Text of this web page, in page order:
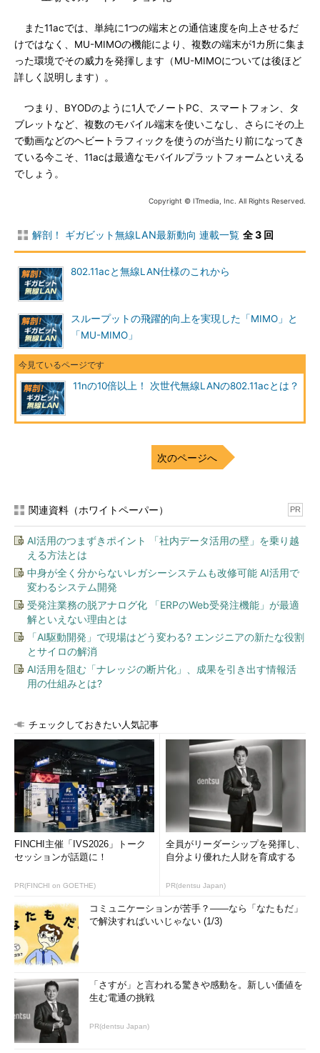
また11acでは、単純に1つの端末との通信速度を向上させるだ
けではなく、MU-MIMOの機能により、複数の端末が1カ所に集ま
った環境でその威力を発揮します（MU-MIMOについては後ほど
詳しく説明します）。
つまり、BYODのように1人でノートPC、スマートフォン、タ
ブレットなど、複数のモバイル端末を使いこなし、さらにその上
で動画などのヘビートラフィックを使うのが当たり前になってき
ている今こそ、11acは最適なモバイルプラットフォームといえる
でしょう。
Copyright © ITmedia, Inc. All Rights Reserved.
解剖！ ギガビット無線LAN最新動向 連載一覧 全 3 回
802.11acと無線LAN仕様のこれから
スループットの飛躍的向上を実現した「MIMO」と
「MU-MIMO」
11nの10倍以上！ 次世代無線LANの802.11acとは？
次のページへ
関連資料（ホワイトペーパー） PR
AI活用のつまずきポイント 「社内データ活用の壁」を乗り越
える方法とは
中身が全く分からないレガシーシステムも改修可能 AI活用で
変わるシステム開発
受発注業務の脱アナログ化 「ERPのWeb受発注機能」が最適
解といえない理由とは
「AI駆動開発」で現場はどう変わる? エンジニアの新たな役割
とサイロの解消
AI活用を阻む「ナレッジの断片化」、成果を引き出す情報活
用の仕組みとは?
チェックしておきたい人気記事
FINCHI主催「IVS2026」トーク
セッションが話題に！
PR(FINCHI on GOETHE)
全員がリーダーシップを発揮し、
自分より優れた人財を育成する
PR(dentsu Japan)
コミュニケーションが苦手？――なら「なたもだ」
で解決すればいいじゃない (1/3)
「さすが」と言われる驚きや感動を。新しい価値を
生む電通の挑戦
PR(dentsu Japan)